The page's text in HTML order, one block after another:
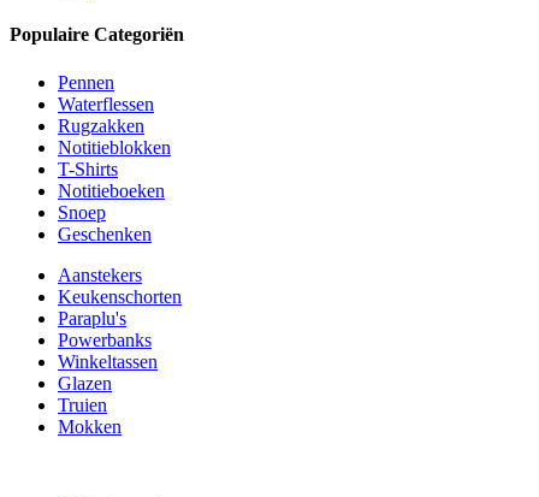
Populaire Categoriën
Pennen
Waterflessen
Rugzakken
Notitieblokken
T-Shirts
Notitieboeken
Snoep
Geschenken
Aanstekers
Keukenschorten
Paraplu's
Powerbanks
Winkeltassen
Glazen
Truien
Mokken